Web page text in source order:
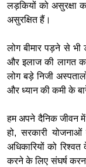
लड़कियों को असुरक्षा
असुरक्षित हैं।
लोग बीमार पड़ने से
और इलाज की लागत
लोग बड़े निजी
और ध्यान की कमी के
हम अपने दैनिक जीवन
हो, सरकारी
अधिकारियों को रिश्वत
करने के लिए संघर्ष